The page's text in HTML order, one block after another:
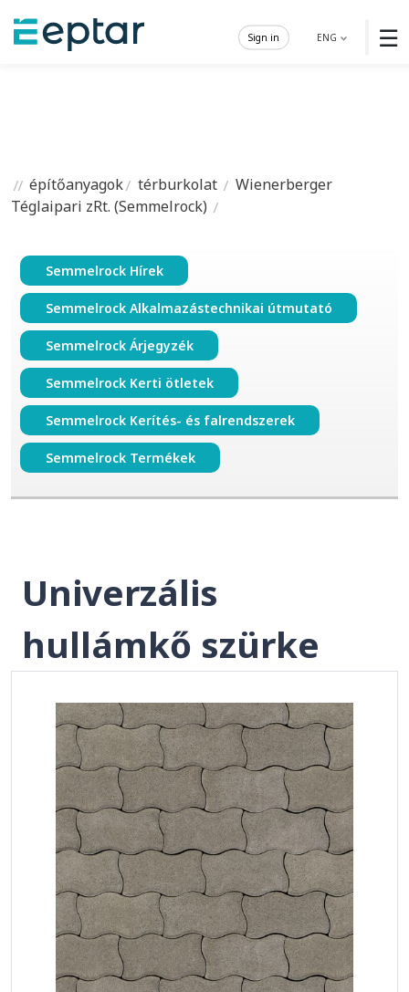
☰
ENG
Sign in
építőanyagok térburkolat
Wienerberger
Téglaipari zRt. (Semmelrock)
Semmelrock Hírek
Semmelrock Alkalmazástechnikai útmutató
Semmelrock Árjegyzék
Semmelrock Kerti ötletek
Semmelrock Kerítés- és falrendszerek
Semmelrock Termékek
Univerzális
hullámkő szürke